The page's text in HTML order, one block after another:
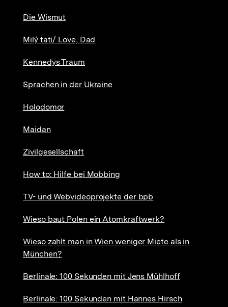
Die Wismut
Milý tati/ Love, Dad
Kennedys Traum
Sprachen in der Ukraine
Holodomor
Maidan
Zivilgesellschaft
How to: Hilfe bei Mobbing
TV- und Webvideoprojekte der bpb
Wieso baut Polen ein Atomkraftwerk?
Wieso zahlt man in Wien weniger Miete als in
München?
Berlinale: 100 Sekunden mit Jens Mühlhoff
Berlinale: 100 Sekunden mit Hannes Hirsch